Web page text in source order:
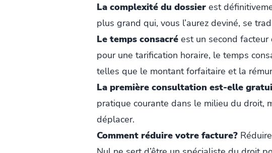
La complexité du dossier est
plus grand qui, vous l’aurez deviné, se
Le temps consacré est un second
pour une tarification horaire, le temps
telles que le montant forfaitaire et la
La première consultation est-elle
pratique courante dans le milieu du droit,
déplacer.
Comment réduire votre facture?